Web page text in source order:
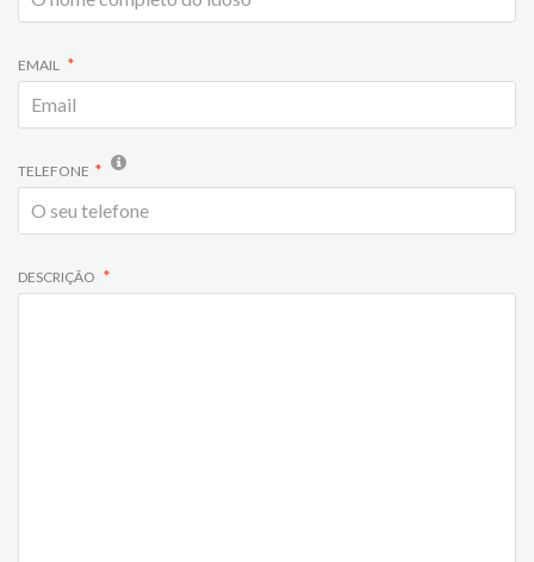
EMAIL
TELEFONE
DESCRIÇÃO